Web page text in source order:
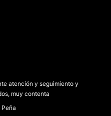
atención y seguimiento y
muy contenta